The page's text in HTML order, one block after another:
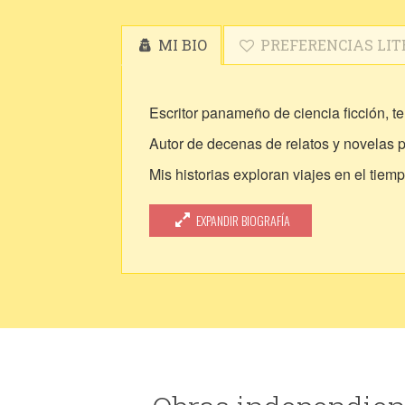
MI BIO PREFERENCIAS
Escritor panameño de ciencia ficción,
Autor de decenas de relatos y novelas
Mis historias exploran viajes en el
Creo universos originales donde la
EXPANDIR BIOGRAFÍA